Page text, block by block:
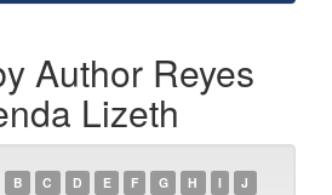
Author Reyes
Lizeth
B C D E F G H I
J